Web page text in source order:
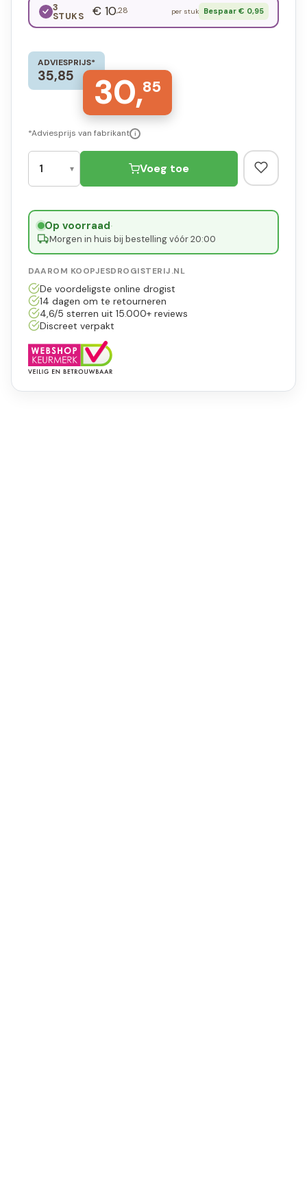
3
STUKS € 10,28 per stuk Bespaar € 0,95
ADVIESPRIJS*
35,85 30,85
*Adviesprijs van fabrikant i
Voeg toe
Op voorraad·
Morgen in huis bij bestelling vóór 20:00
DAAROM KOOPJESDROGISTERIJ.NL
De voordeligste online drogist
14 dagen om te retourneren
4,6/5 sterren uit 15.000+ reviews
Discreet verpakt